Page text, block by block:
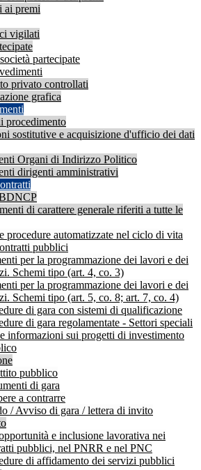
ai premi
vigilati
partecipate
privato controllati
grafica
procedimento
sostitutive e acquisizione d'ufficio dei dati
Organi di Indirizzo Politico
dirigenti amministrativi
di carattere generale riferiti a tutte le
procedure automatizzate nel ciclo di vita
pubblici
per la programmazione dei lavori e dei
Schemi tipo (art. 4, co. 3)
per la programmazione dei lavori e dei
Schemi tipo (art. 5, co. 8; art. 7, co. 4)
di gara con sistemi di qualificazione
di gara regolamentate - Settori speciali
informazioni sui progetti di investimento
pubblico
di gara
a contrarre
/ Avviso di gara / lettera di invito
e inclusione lavorativa nei
pubblici, nel PNRR e nel PNC
di affidamento dei servizi pubblici